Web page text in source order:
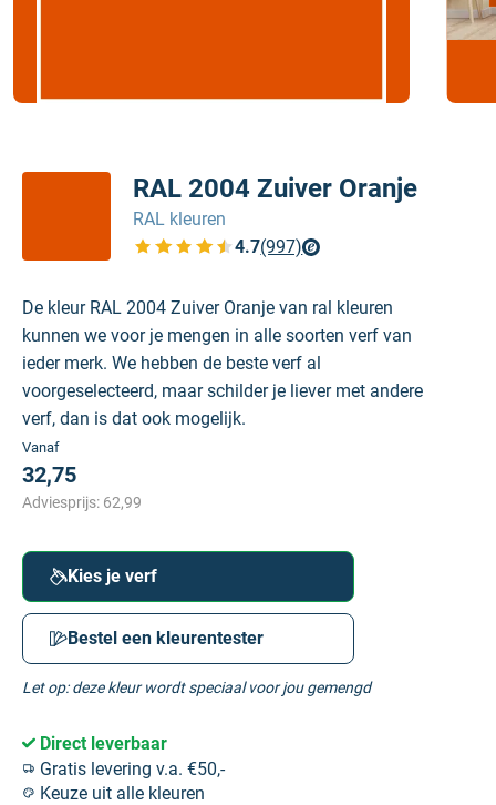
RAL 2004 Zuiver Oranje
RAL kleuren
4.7(997)
Bekijk de verfplaza beoordelingen
De kleur RAL 2004 Zuiver Oranje van ral kleuren
kunnen we voor je mengen in alle soorten verf van
ieder merk. We hebben de beste verf al
voorgeselecteerd, maar schilder je liever met andere
verf, dan is dat ook mogelijk.
Vanaf
32,75
Adviesprijs: 62,99
Kies je verf
Bestel een kleurentester
Let op: deze kleur wordt speciaal voor jou gemengd
Direct leverbaar
Gratis levering v.a. €50,-
Keuze uit alle kleuren